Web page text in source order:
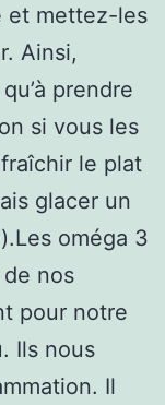
et mettez-les
Ainsi,
prendre
si vous les
le plat
glacer un
oméga 3
de nos
pour notre
Ils nous
Il